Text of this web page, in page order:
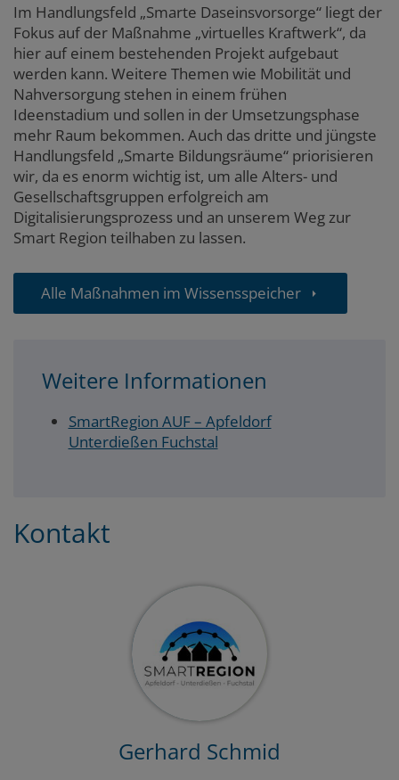
Im Handlungsfeld „Smarte Daseinsvorsorge“ liegt der
Fokus auf der Maßnahme „virtuelles Kraftwerk“, da
hier auf einem bestehenden Projekt aufgebaut
werden kann. Weitere Themen wie Mobilität und
Nahversorgung stehen in einem frühen
Ideenstadium und sollen in der Umsetzungsphase
mehr Raum bekommen. Auch das dritte und jüngste
Handlungsfeld „Smarte Bildungsräume“ priorisieren
wir, da es enorm wichtig ist, um alle Alters- und
Gesellschaftsgruppen erfolgreich am
Digitalisierungsprozess und an unserem Weg zur
Smart Region teilhaben zu lassen.
Alle Maßnahmen im Wissensspeicher
Weitere Informationen
SmartRegion AUF – Apfeldorf
Unterdießen Fuchstal
Kontakt
Gerhard Schmid